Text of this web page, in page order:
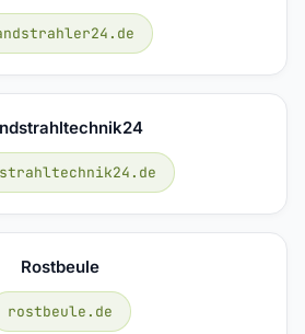
Rostbeule
rostbeule.de